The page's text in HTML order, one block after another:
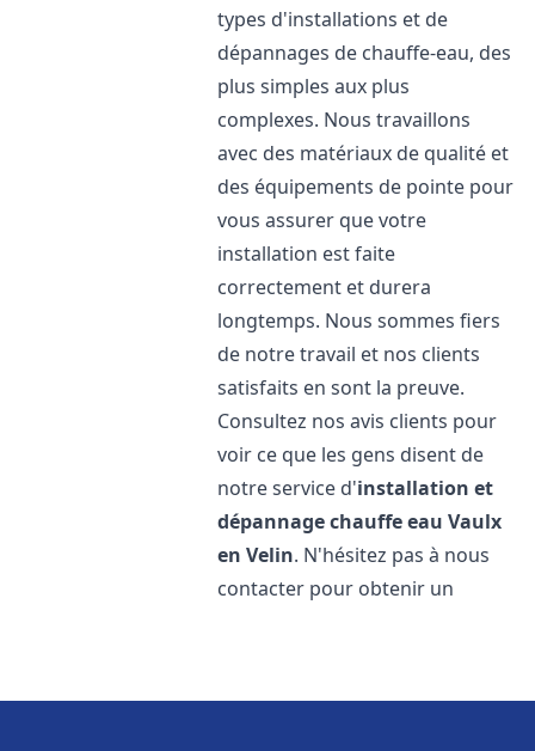
types d'installations et de
dépannages de chauffe-eau, des
plus simples aux plus
complexes. Nous travaillons
avec des matériaux de qualité et
des équipements de pointe pour
vous assurer que votre
installation est faite
correctement et durera
longtemps. Nous sommes fiers
de notre travail et nos clients
satisfaits en sont la preuve.
Consultez nos avis clients pour
voir ce que les gens disent de
notre service d'installation et
dépannage chauffe eau Vaulx
en Velin. N'hésitez pas à nous
contacter pour obtenir un